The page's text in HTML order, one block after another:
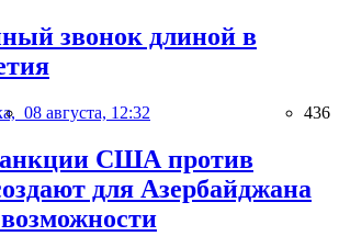
звонок длиной в
08 августа, 12:32 436
США против
для Азербайджана